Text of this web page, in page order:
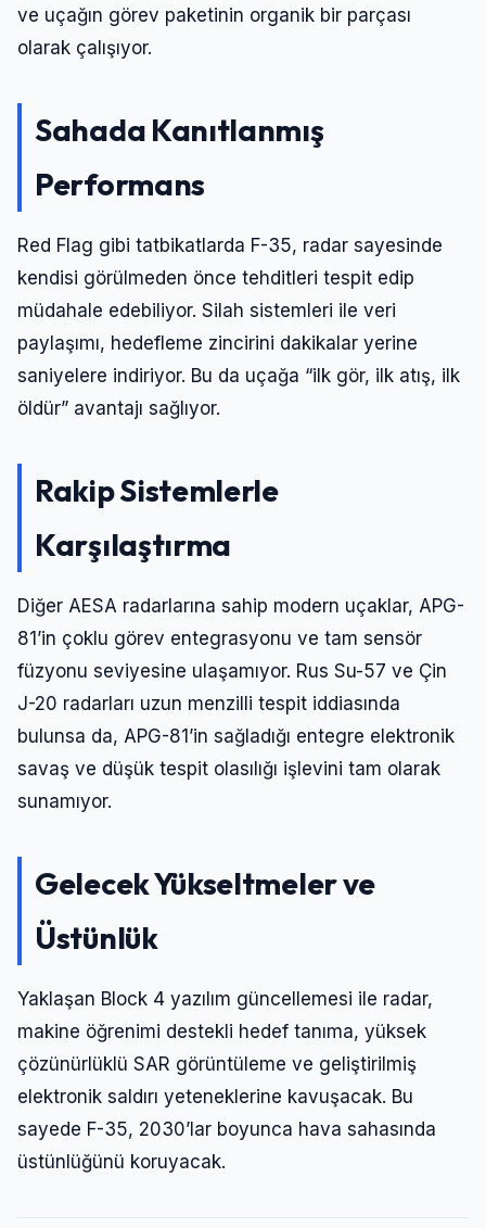
ve uçağın görev paketinin organik bir parçası
olarak çalışıyor.
Sahada Kanıtlanmış
Performans
Red Flag gibi tatbikatlarda F-35, radar sayesinde
kendisi görülmeden önce tehditleri tespit edip
müdahale edebiliyor. Silah sistemleri ile veri
paylaşımı, hedefleme zincirini dakikalar yerine
saniyelere indiriyor. Bu da uçağa “ilk gör, ilk atış, ilk
öldür” avantajı sağlıyor.
Rakip Sistemlerle
Karşılaştırma
Diğer AESA radarlarına sahip modern uçaklar, APG-
81’in çoklu görev entegrasyonu ve tam sensör
füzyonu seviyesine ulaşamıyor. Rus Su-57 ve Çin
J-20 radarları uzun menzilli tespit iddiasında
bulunsa da, APG-81’in sağladığı entegre elektronik
savaş ve düşük tespit olasılığı işlevini tam olarak
sunamıyor.
Gelecek Yükseltmeler ve
Üstünlük
Yaklaşan Block 4 yazılım güncellemesi ile radar,
makine öğrenimi destekli hedef tanıma, yüksek
çözünürlüklü SAR görüntüleme ve geliştirilmiş
elektronik saldırı yeteneklerine kavuşacak. Bu
sayede F-35, 2030’lar boyunca hava sahasında
üstünlüğünü koruyacak.